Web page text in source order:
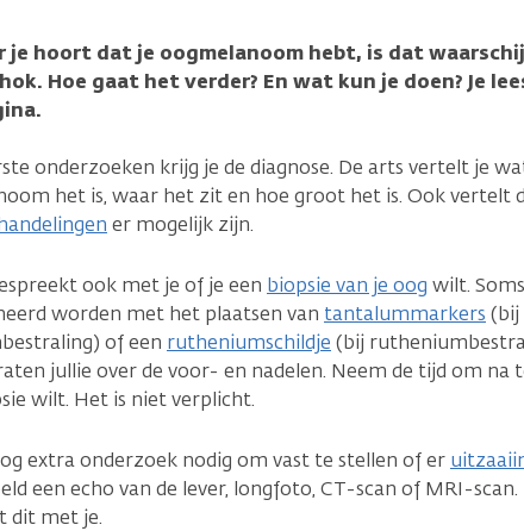
je hoort dat je oogmelanoom hebt, is dat
Hoe gaat het verder? En wat kun je doen? Je
onderzoeken krijg je de diagnose. De arts vertelt je
het is, waar het zit en hoe groot het is. Ook vertelt
er mogelijk zijn.
ook met je of je een biopsie van je oog wilt.
worden met het plaatsen van tantalummarkers (bij
of een rutheniumschildje (bij
jullie over de voor- en nadelen. Neem de tijd om na
wilt. Het is niet verplicht.
extra onderzoek nodig om vast te stellen of er
een echo van de lever, longfoto, CT-scan of MRI-scan.
dit met je.